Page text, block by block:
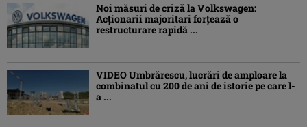
Noi măsuri de criză la Volkswagen:
Acționarii majoritari forțează o
restructurare rapidă ...
VIDEO Umbrărescu, lucrări de amploare la
combinatul cu 200 de ani de istorie pe care l-
a ...